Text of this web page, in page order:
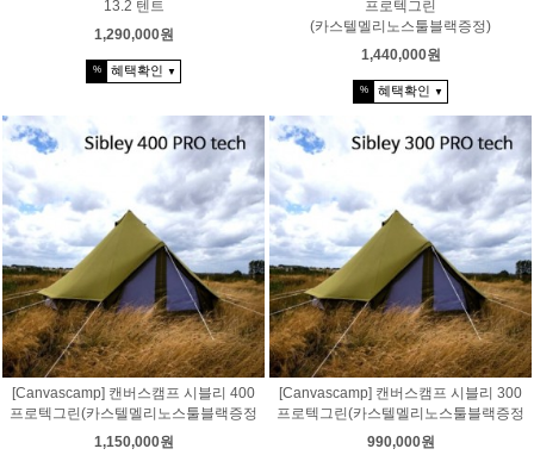
13.2 텐트
1,290,000원
% 혜택확인 ▼
프로텍그린
(카스텔멜리노스툴블랙증정)
1,440,000원
% 혜택확인 ▼
[Canvascamp] 캔버스캠프 시블리 400
프로텍그린(카스텔멜리노스툴블랙증정
1,150,000원
[Canvascamp] 캔버스캠프 시블리 300
프로텍그린(카스텔멜리노스툴블랙증정
990,000원